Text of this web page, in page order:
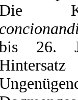
Die
26.